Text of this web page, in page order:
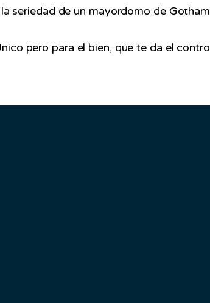
seriedad de un mayordomo de
pero para el bien, que te da el